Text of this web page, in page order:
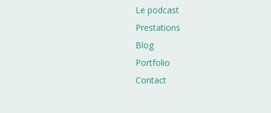
Le podcast
Prestations
Blog
Portfolio
Contact